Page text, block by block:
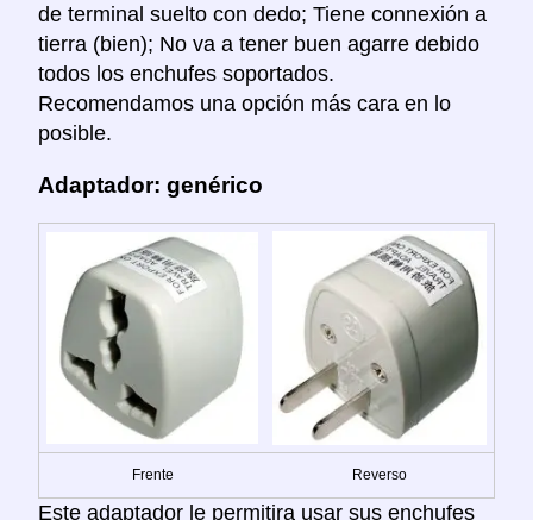
de terminal suelto con dedo; Tiene connexión a
tierra (bien); No va a tener buen agarre debido
todos los enchufes soportados.
Recomendamos una opción más cara en lo
posible.
Adaptador: genérico
Frente Reverso
Este adaptador le permitira usar sus enchufes